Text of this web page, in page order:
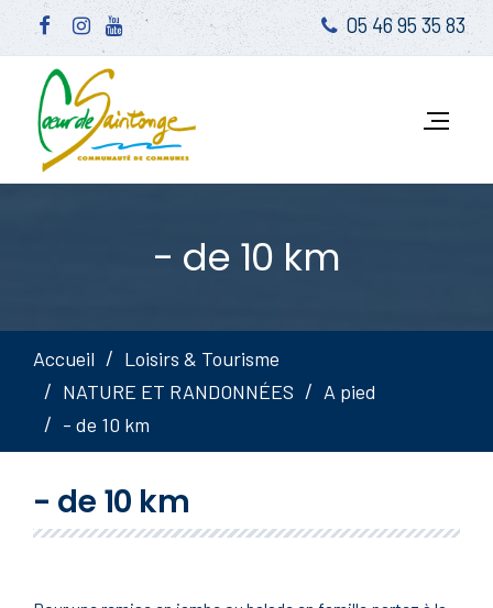
05 46 95 35 83
- de 10 km
Accueil
Loisirs & Tourisme
NATURE ET RANDONNÉES
A pied
- de 10 km
- de 10 km